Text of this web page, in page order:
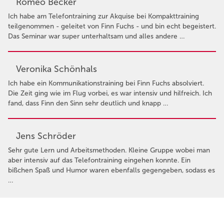
Ich habe am Telefontraining zur Akquise bei Kompakttraining
teilgenommen - geleitet von Finn Fuchs - und bin echt begeistert.
Das Seminar war super unterhaltsam und alles andere …
Veronika Schönhals
Ich habe ein Kommunikationstraining bei Finn Fuchs absolviert.
Die Zeit ging wie im Flug vorbei, es war intensiv und hilfreich. Ich
fand, dass Finn den Sinn sehr deutlich und knapp …
Jens Schröder
Sehr gute Lern und Arbeitsmethoden. Kleine Gruppe wobei man
aber intensiv auf das Telefontraining eingehen konnte. Ein
bißchen Spaß und Humor waren ebenfalls gegengeben, sodass es
…